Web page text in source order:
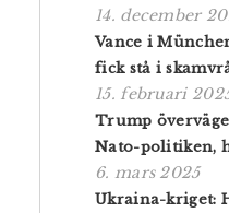
14. december
Vance i
fick stå i
15. februari
Trump
Nato-politiken,
6. mars 2025
Ukraina-kriget: